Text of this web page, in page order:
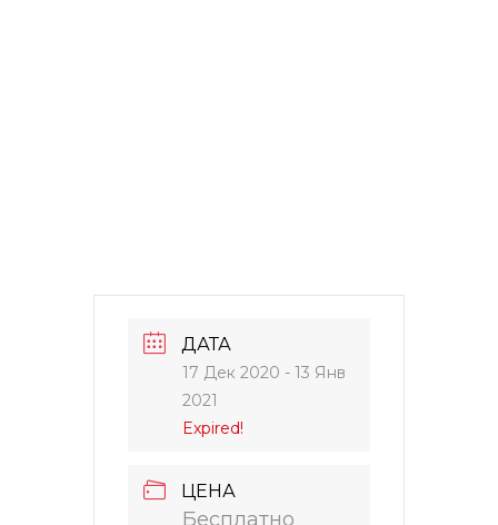
ДАТА
17 Дек 2020 - 13 Янв
2021
Expired!
ЦЕНА
Бесплатно